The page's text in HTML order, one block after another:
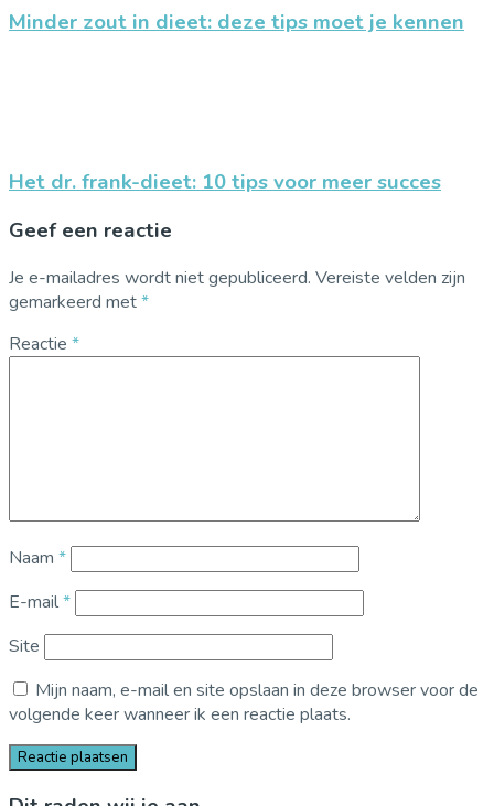
Minder zout in dieet: deze tips moet je kennen
Het dr. frank-dieet: 10 tips voor meer succes
Geef een reactie
Je e-mailadres wordt niet gepubliceerd. Vereiste velden zijn
gemarkeerd met*
Reactie *
Naam *
E-mail*
Site
Mijn naam, e-mail en site opslaan in deze browser voor de
volgende keer wanneer ik een reactie plaats.